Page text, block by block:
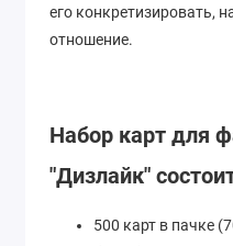
его конкретизировать,
отношение.
Набор карт для
"Дизлайк"
500 карт в пачке